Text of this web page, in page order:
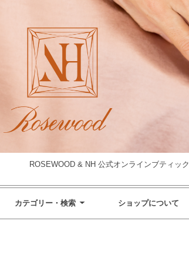
ROSEWOOD & NH 公式オンラインブティッ
カテゴリー・検索 ショップについて